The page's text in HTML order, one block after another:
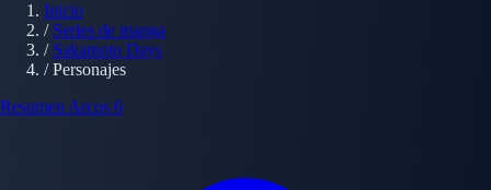
Inicio
/ Series de manga
/ Sakamoto Days
/ Personajes
Resumen Arcos 6